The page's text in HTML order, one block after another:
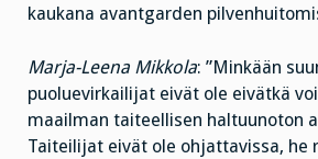
kaukana avantgarden
Marja-Leena Mikkola: ”Minkään
puoluevirkailijat eivät ole eivätkä
maailman taiteellisen haltuunoton
Taiteilijat eivät ole ohjattavissa, he